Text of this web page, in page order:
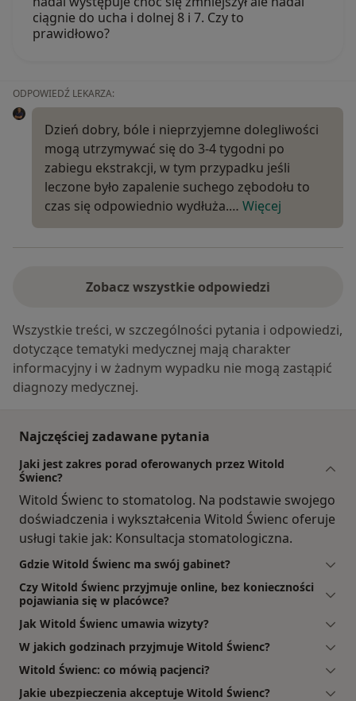
ciągnie do ucha i dolnej 8 i 7. Czy to
prawidłowo?
ODPOWIEDŹ LEKARZA:
Dzień dobry, bóle i nieprzyjemne dolegliwości
mogą utrzymywać się do 3-4 tygodni po
zabiegu ekstrakcji, w tym przypadku jeśli
leczone było zapalenie suchego zębodołu to
czas się odpowiednio wydłuża.… Więcej
Zobacz wszystkie odpowiedzi
Wszystkie treści, w szczególności pytania i odpowiedzi,
dotyczące tematyki medycznej mają charakter
informacyjny i w żadnym wypadku nie mogą zastąpić
diagnozy medycznej.
Najczęściej zadawane pytania
Jaki jest zakres porad oferowanych przez Witold
Świenc?
Witold Świenc to stomatolog. Na podstawie swojego
doświadczenia i wykształcenia Witold Świenc oferuje
usługi takie jak: Konsultacja stomatologiczna.
Gdzie Witold Świenc ma swój gabinet?
Czy Witold Świenc przyjmuje online, bez konieczności
pojawiania się w placówce?
Jak Witold Świenc umawia wizyty?
W jakich godzinach przyjmuje Witold Świenc?
Witold Świenc: co mówią pacjenci?
Jakie ubezpieczenia akceptuje Witold Świenc?